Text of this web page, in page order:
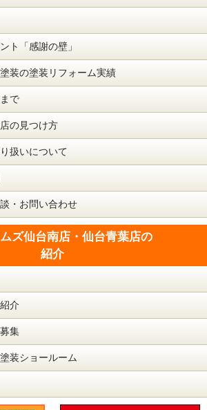
ト「感謝の壁」
装の塗装リフォーム実績
で
の見つけ方
扱いについて
・お問い合わせ
ズ仙台南店・仙台青葉店の
紹介
介
集
装ショールーム